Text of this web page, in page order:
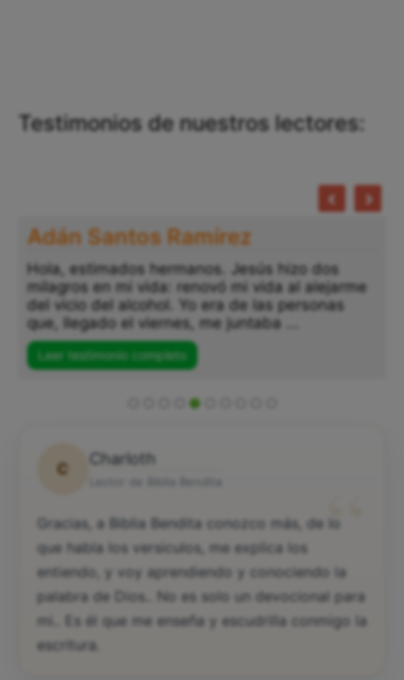
Testimonios de nuestros lectores:
Adán Santos Ramírez
Hola, estimados hermanos. Jesús hizo dos
milagros en mi vida: renovó mi vida al alejarme
del vicio del alcohol. Yo era de las personas
que, llegado el viernes, me juntaba ...
Leer testimonio completo
C
Charloth
“
Gracias, a Biblia Bendita conozco más, de lo
que habla los versiculos, me explica los
entiendo, y voy aprendiendo y conociendo la
palabra de Dios.. No es solo un devocional para
mi.. Es él que me enseña y escudrilla conmigo la
escritura.